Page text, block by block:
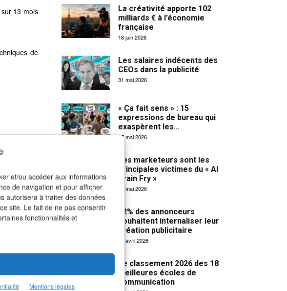
et/ou accéder aux informations
de navigation et pour afficher
autorisera à traiter des données
site. Le fait de ne pas consentir
fonctionnalités et
Mentions légales
13 mois
de
de
La créativité apporte 102
milliards € à l’économie
française
18 juin 2026
Les salaires indécents des
CEOs dans la publicité
31 mai 2026
« Ça fait sens » : 15
expressions de bureau qui
exaspèrent les...
27 mai 2026
Les marketeurs sont les
principales victimes du « AI
Brain Fry »
19 mai 2026
32% des annonceurs
souhaitent internaliser leur
création publicitaire
15 avril 2026
Le classement 2026 des 18
meilleures écoles de
communication